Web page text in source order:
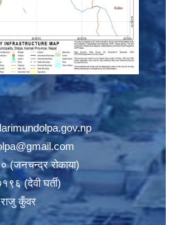
रोकाया)
(देवी घर्ती)
कुँवर